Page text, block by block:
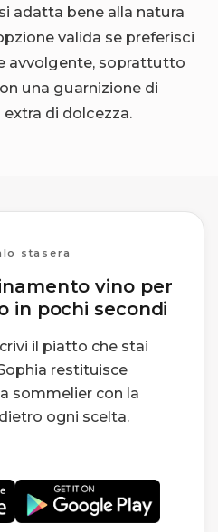
adatta bene alla natura
valida se preferisci
avvolgente, soprattutto
una guarnizione di
di dolcezza.
stasera
vino per
in pochi secondi
il piatto che stai
restituisce
sommelier con la
ogni scelta.